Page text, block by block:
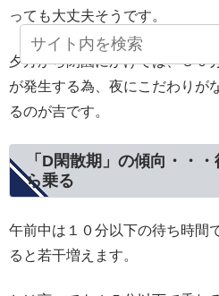
っても大丈夫そうです。
夕方から閉園にかけては、３０
が発生する為、夜にこだわりが
るのが吉です。
「D閑散期」の傾向・・
ら乗る
午前中は１０分以下の待ち時間
ると若干増えます。